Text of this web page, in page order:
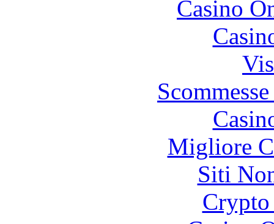
Casino
Migliore
Siti